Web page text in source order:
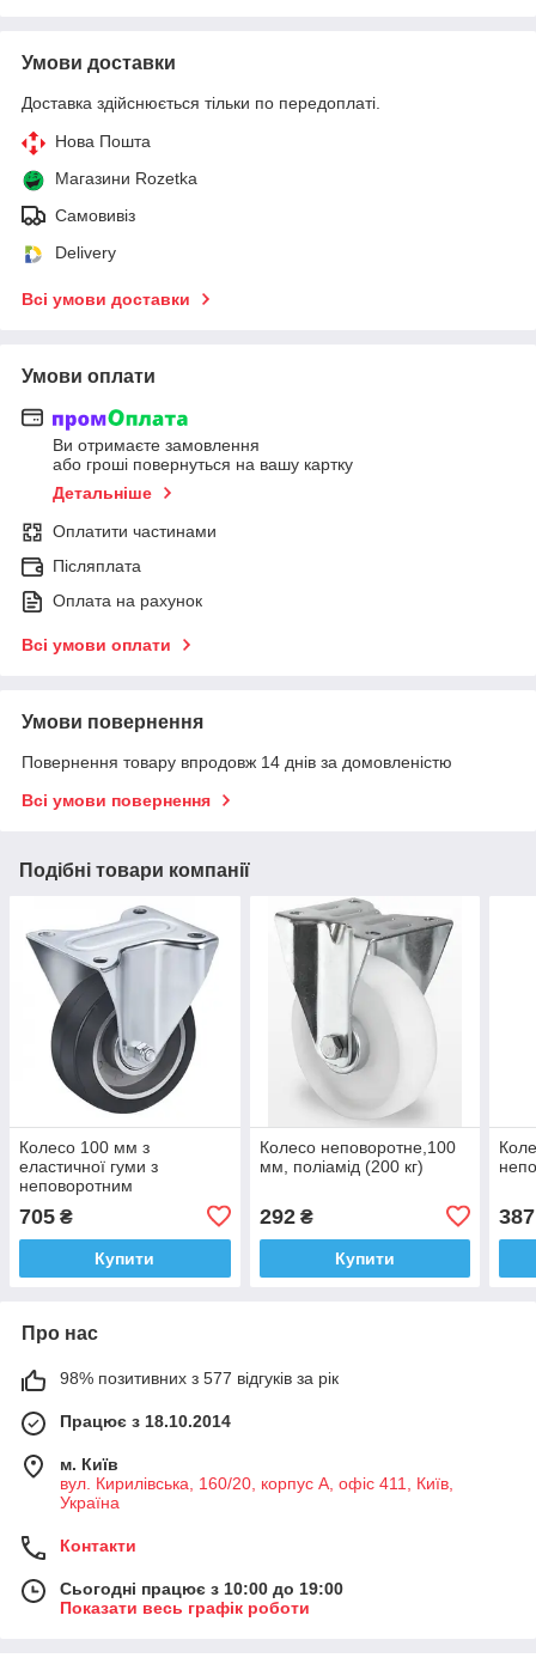
Умови доставки
Доставка здійснюється тільки по передоплаті.
Нова Пошта
Магазини Rozetka
Самовивіз
Delivery
Всі умови доставки
Умови оплати
Ви отримаєте замовлення
або гроші повернуться на вашу картку
Детальніше
Оплатити частинами
Післяплата
Оплата на рахунок
Всі умови оплати
Умови повернення
Повернення товару впродовж 14 днів за домовленістю
Всі умови повернення
Подібні товари компанії
Колесо 100 мм з
еластичної гуми з
неповоротним
кронштейном "Standard"
(200 кг)
705 ₴
Купити
Колесо неповоротне,100
мм, поліамід (200 кг)
292₴
Купити
387
Про нас
98% позитивних з 577 відгуків за рік
Працює з 18.10.2014
м. Київ
вул. Кирилівська, 160/20, корпус А, офіс 411, Київ,
Україна
Контакти
Сьогодні працює з 10:00 до 19:00
Показати весь графік роботи